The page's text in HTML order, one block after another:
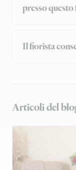
presso
Il fiorista
Articoli del